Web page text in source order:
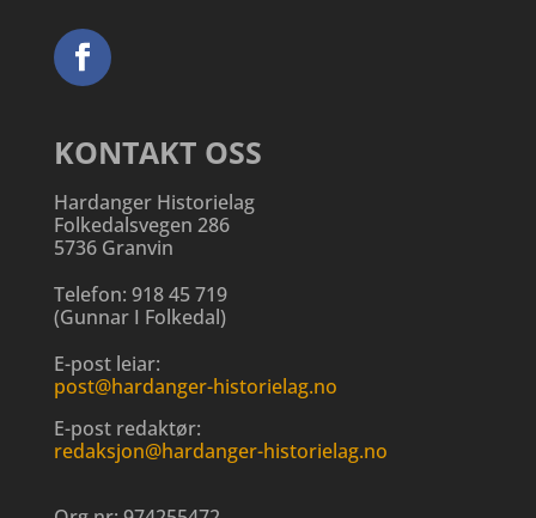
KONTAKT OSS
Hardanger Historielag
Folkedalsvegen 286
5736 Granvin
Telefon: 918 45 719
(Gunnar I Folkedal)
E-post leiar:
post@hardanger-historielag.no
E-post redaktør:
redaksjon@hardanger-historielag.no